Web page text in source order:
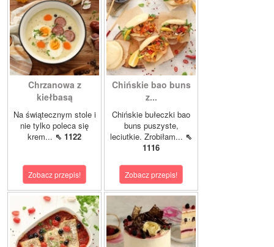
Chrzanowa z
kiełbasą
Na świątecznym stole i
nie tylko poleca się
krem... ⇖ 1122
Zobacz przepis!
Chińskie bao buns
z...
Chińskie bułeczki bao
buns puszyste,
leciutkie. Zrobiłam... ⇖
1116
Zobacz przepis!